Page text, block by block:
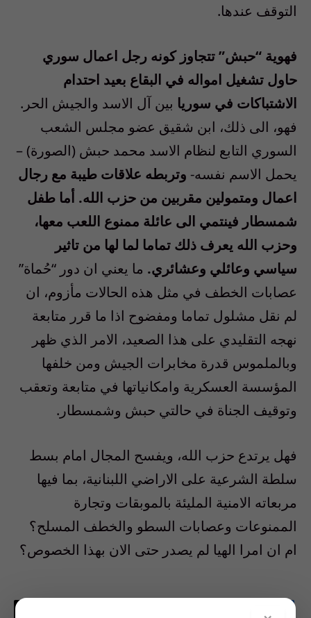
التوقف عندها.
فهوية “حبش” تتجاوز كونه رجل اعمال سوري
حاول تشغيل امواله في البقاع بعيد احتدام
الاشتباكات في سوريا بين آل الاسد والجيش الحر.
فهو، الى ذلك، ابن شقيق عضو مجلس الشعب
السوري التابع لنظام الاسد محمد حبش (الصورة) –
يحمل الاسم نفسه- وتربطه علاقات طيبة مع رجال
اعمال ومتمولين مقربين من حزب الله. أما طفل
شمسطار فينتمي الى عائلة ممنوع اللعب معها،
وحزب الله يعرف ذلك تماما لما لها من تاثير
سياسي وعائلي وعشائري. ما يعني ان دور “حُماة”
عصابات الخطف في مثل هذه الحالات مأزوم، ان
لم نقل مشلول تماما ومفضوح اذا ما قرر متابعة
نهجه التقليدي على هذا الصعيد، الامر الذي ظهر
وبالملموس قدرة مخابرات الجيش ومن خلفها
المؤسسة العسكرية وامكانياتها في متابعة وتعقب
وتوقيف الجناة في حالتي حبش وشمسطار.
فهل يرتدع حزب الله، ويفسح المجال امام بسط
سلطة الشرعية على الاراضي اللبنانية، بما فيها
مربعاته الامنية المليئة بالموبقات وتجارة
الممنوعات وعصابات السطو والخطف المسلح؟
ام ان امرا الهيا لم يصدر حتى الان بهذا الخصوص؟